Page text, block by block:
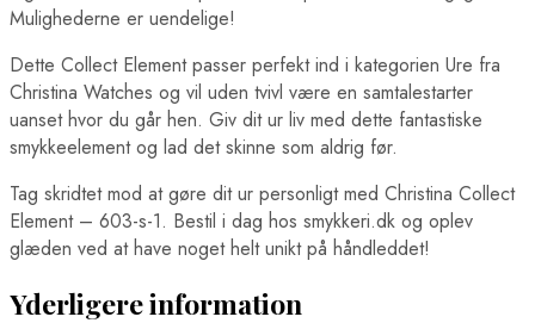
Mulighederne er uendelige!
Dette Collect Element passer perfekt ind i kategorien Ure fra
Christina Watches og vil uden tvivl være en samtalestarter
uanset hvor du går hen. Giv dit ur liv med dette fantastiske
smykkeelement og lad det skinne som aldrig før.
Tag skridtet mod at gøre dit ur personligt med Christina Collect
Element – 603-s-1. Bestil i dag hos smykkeri.dk og oplev
glæden ved at have noget helt unikt på håndleddet!
Yderligere information